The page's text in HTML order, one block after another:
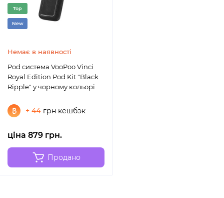
Top
New
Немає в наявності
Pod система VooPoo Vinci
Royal Edition Pod Kit "Black
Ripple" у чорному кольорі
+ 44 грн кешбэк
ціна 879 грн.
Продано